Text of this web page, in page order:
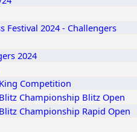
Festival 2024 - Challengers
2024
Competition
Championship Blitz Open
Championship Rapid Open